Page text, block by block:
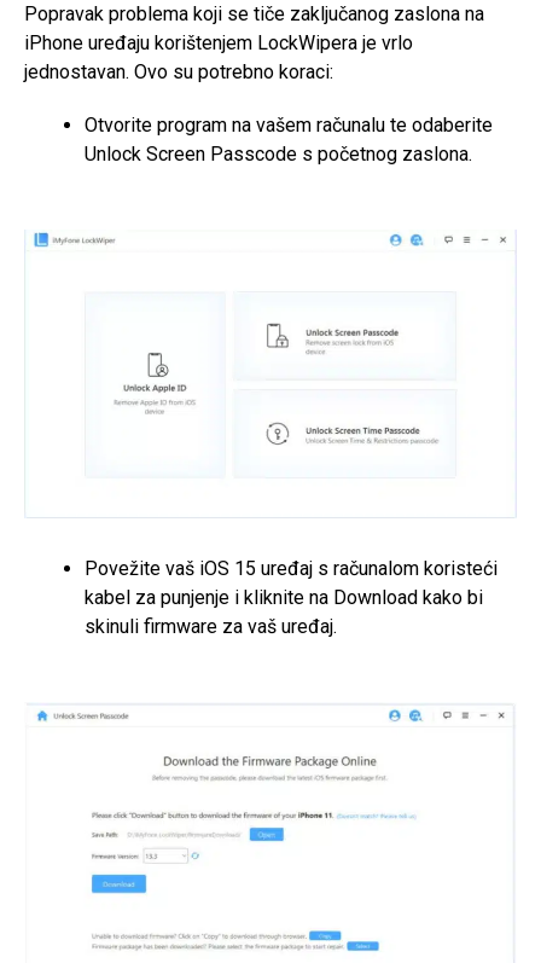
Popravak problema koji se tiče zaključanog zaslona na
iPhone uređaju korištenjem LockWipera je vrlo
jednostavan. Ovo su potrebno koraci:
Otvorite program na vašem računalu te odaberite
Unlock Screen Passcode s početnog zaslona.
Povežite vaš iOS 15 uređaj s računalom koristeći
kabel za punjenje i kliknite na Download kako bi
skinuli firmware za vaš uređaj.